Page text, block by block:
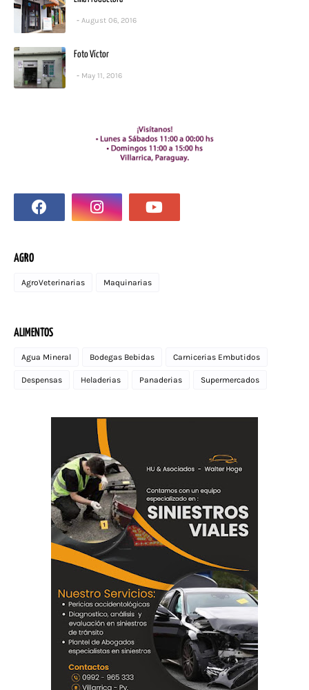
August 06, 2016
Foto Víctor
May 11, 2016
AGRO
AgroVeterinarias Maquinarias
ALIMENTOS
Agua Mineral Bodegas Bebidas Carnicerias Embutidos
Despensas Heladerias Panaderias Supermercados